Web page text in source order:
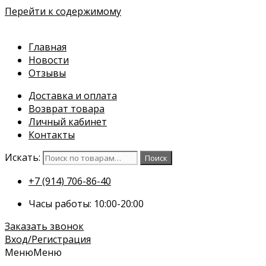
Перейти к содержимому
Главная
Новости
Отзывы
Доставка и оплата
Возврат товара
Личный кабинет
Контакты
Искать:
Поиск
+7 (914) 706-86-40
Часы работы: 10:00-20:00
Заказать звонок
Вход/Регистрация
МенюМеню